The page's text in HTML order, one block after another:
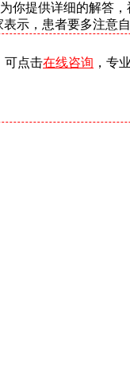
你提供详细的解答，
示，患者要多注意
可点击在线咨询 ，专